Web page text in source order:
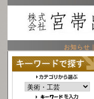
お知らせ｜